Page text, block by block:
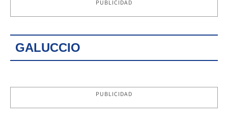
PUBLICIDAD
GALUCCIO
PUBLICIDAD